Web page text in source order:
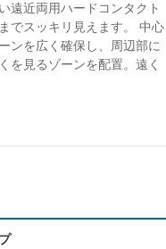
遠近両用ハードコンタクト
でスッキリ見えます。 中心
ンを広く確保し、周辺部に
を見るゾーンを配置。遠く